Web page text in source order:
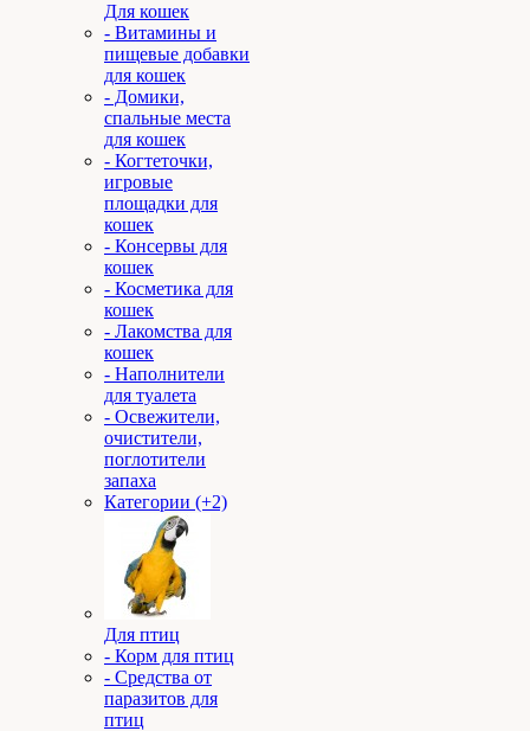
Для кошек
- Витамины и
пищевые добавки
для кошек
- Домики,
спальные места
для кошек
- Когтеточки,
игровые
площадки для
кошек
- Консервы для
кошек
- Косметика для
кошек
- Лакомства для
кошек
- Наполнители
для туалета
- Освежители,
очистители,
поглотители
запаха
Категории (+2)
Для птиц
- Корм для птиц
- Средства от
паразитов для
птиц